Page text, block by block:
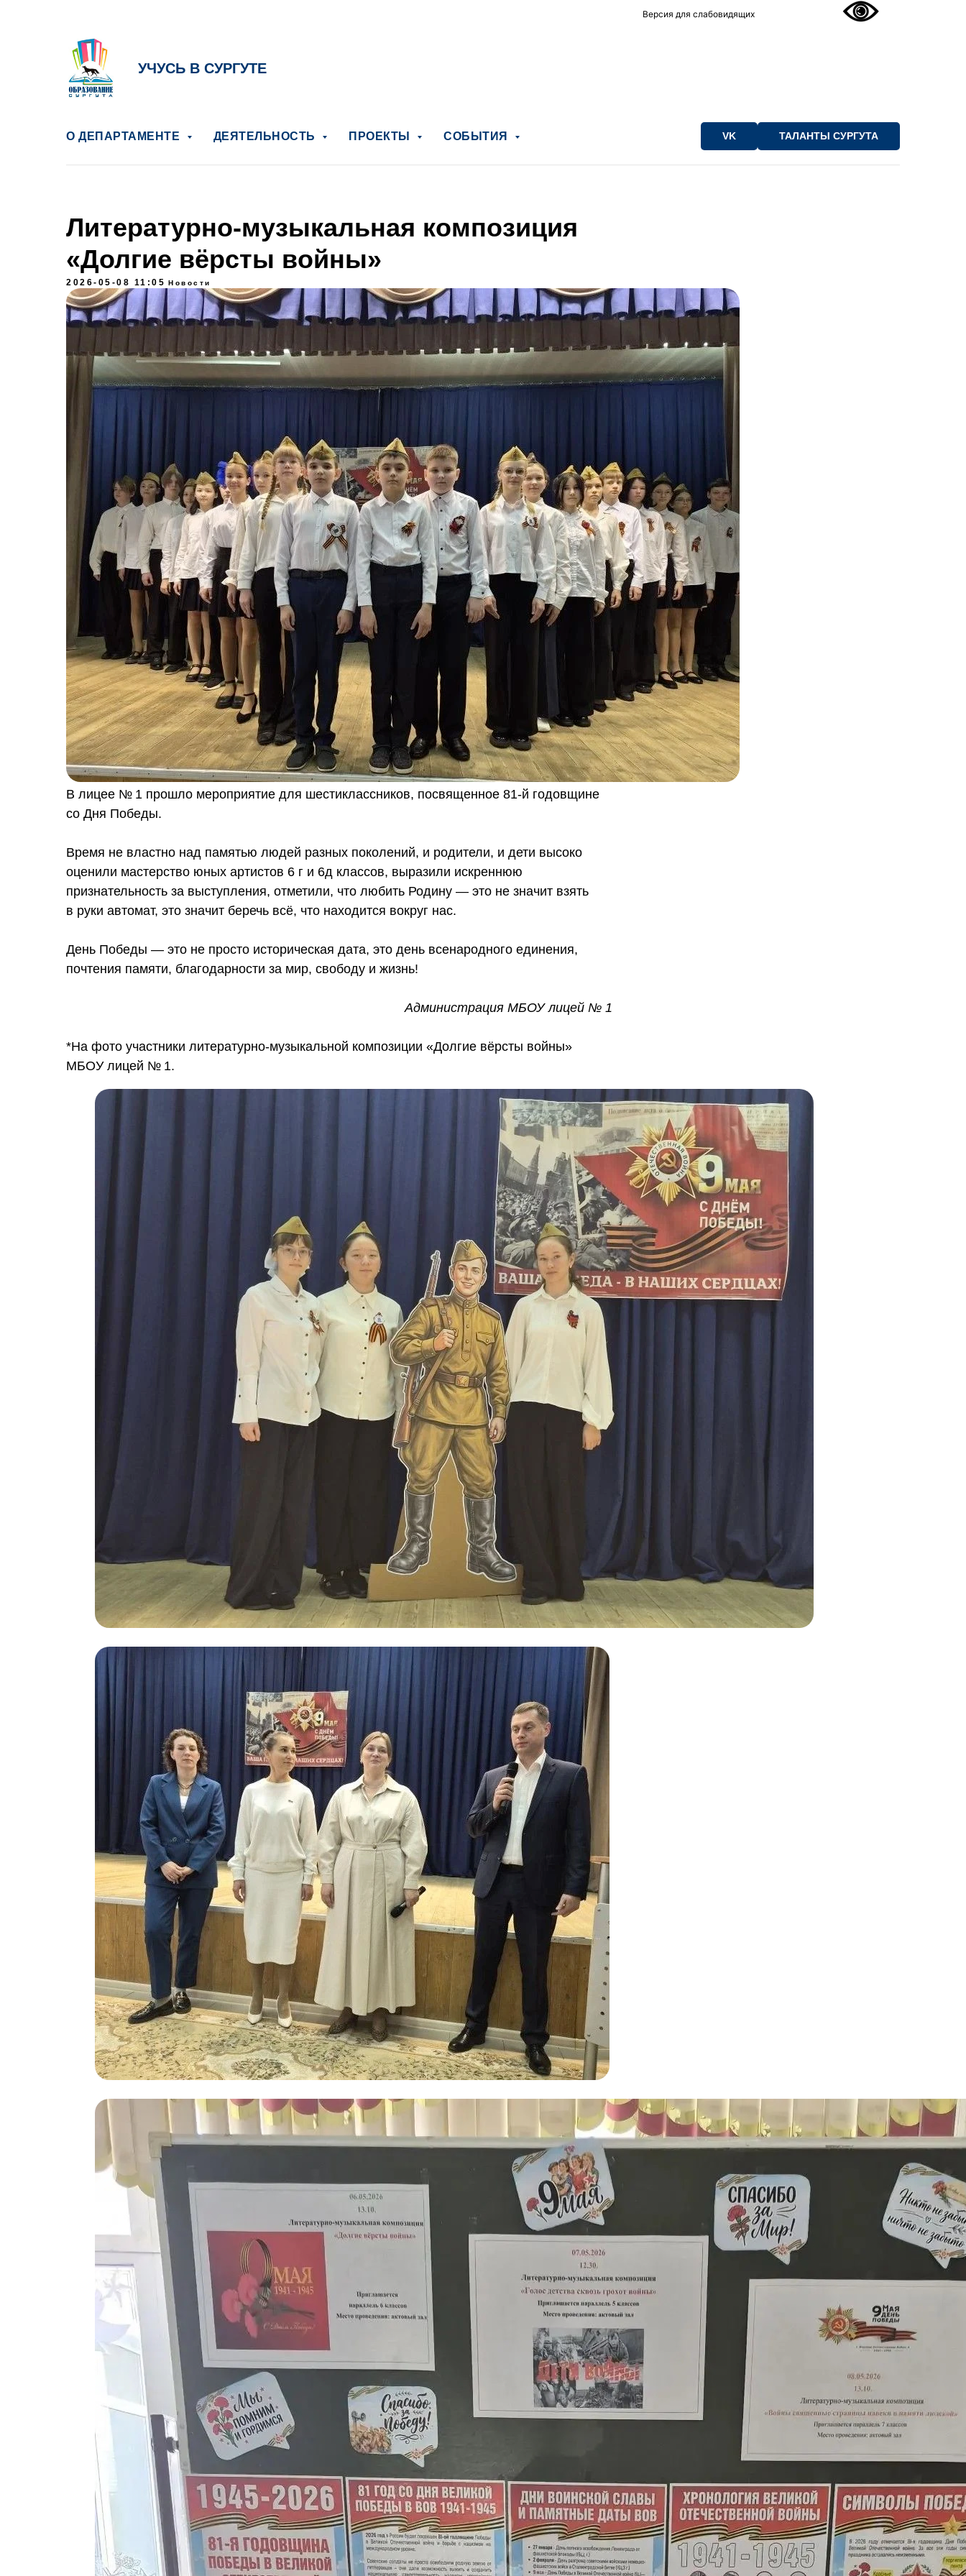
Версия для слабовидящих
УЧУСЬ В СУРГУТЕ
О ДЕПАРТАМЕНТЕ ДЕЯТЕЛЬНОСТЬ ПРОЕКТЫ СОБЫТИЯ VK ТАЛАНТЫ СУРГУТА
Литературно-музыкальная композиция
«Долгие вёрсты войны»
2026-05-08 11:05 Новости
В лицее № 1 прошло мероприятие для шестиклассников, посвященное 81-й годовщине
со Дня Победы.
Время не властно над памятью людей разных поколений, и родители, и дети высоко
оценили мастерство юных артистов 6 г и 6д классов, выразили искреннюю
признательность за выступления, отметили, что любить Родину — это не значит взять
в руки автомат, это значит беречь всё, что находится вокруг нас.
День Победы — это не просто историческая дата, это день всенародного единения,
почтения памяти, благодарности за мир, свободу и жизнь!
Администрация МБОУ лицей № 1
*На фото участники литературно-музыкальной композиции «Долгие вёрсты войны»
МБОУ лицей № 1.